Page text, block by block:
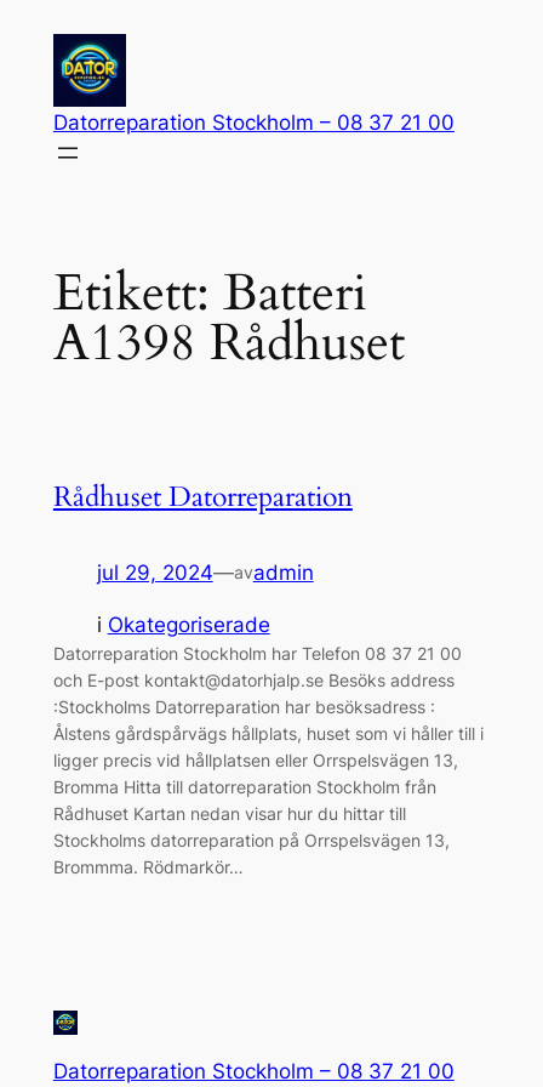
innehåll
Datorreparation Stockholm – 08 37 21 00
Etikett: Batteri
A1398 Rådhuset
Rådhuset Datorreparation
jul 29, 2024—avadmin
i Okategoriserade
Datorreparation Stockholm har Telefon 08 37 21 00
och E-post kontakt@datorhjalp.se Besöks address
:Stockholms Datorreparation har besöksadress :
Ålstens gårdspårvägs hållplats, huset som vi håller till i
ligger precis vid hållplatsen eller Orrspelsvägen 13,
Bromma Hitta till datorreparation Stockholm från
Rådhuset Kartan nedan visar hur du hittar till
Stockholms datorreparation på Orrspelsvägen 13,
Brommma. Rödmarkör…
Datorreparation Stockholm – 08 37 21 00